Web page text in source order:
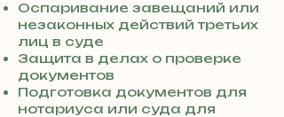
0
4
8
5
7
8
4
Оспаривание завещаний или
незаконных действий третьих
лиц в суде
Защита в делах о проверке
документов
Подготовка документов для
нотариуса или суда для